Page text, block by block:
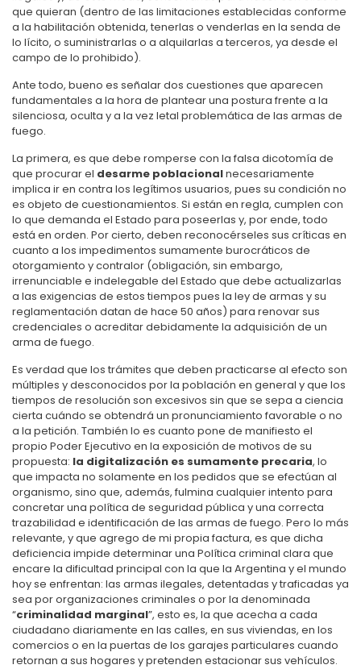
que quieran (dentro de las limitaciones establecidas conforme
a la habilitación obtenida, tenerlas o venderlas en la senda de
lo lícito, o suministrarlas o a alquilarlas a terceros, ya desde el
campo de lo prohibido).
Ante todo, bueno es señalar dos cuestiones que aparecen
fundamentales a la hora de plantear una postura frente a la
silenciosa, oculta y a la vez letal problemática de las armas de
fuego.
La primera, es que debe romperse con la falsa dicotomía de
que procurar el desarme poblacionalnecesariamente
implica ir en contra los legítimos usuarios, pues su condición no
es objeto de cuestionamientos. Si están en regla, cumplen con
lo que demanda el Estado para poseerlas y, por ende, todo
está en orden. Por cierto, deben reconocérseles sus críticas en
cuanto a los impedimentos sumamente burocráticos de
otorgamiento y contralor (obligación, sin embargo,
irrenunciable e indelegable del Estado que debe actualizarlas
a las exigencias de estos tiempos pues la ley de armas y su
reglamentación datan de hace 50 años) para renovar sus
credenciales o acreditar debidamente la adquisición de un
arma de fuego.
Es verdad que los trámites que deben practicarse al efecto son
múltiples y desconocidos por la población en general y que los
tiempos de resolución son excesivos sin que se sepa a ciencia
cierta cuándo se obtendrá un pronunciamiento favorable o no
a la petición. También lo es cuanto pone de manifiesto el
propio Poder Ejecutivo en la exposición de motivos de su
propuesta: la digitalización es sumamente precaria, lo
que impacta no solamente en los pedidos que se efectúan al
organismo, sino que, además, fulmina cualquier intento para
concretar una política de seguridad pública y una correcta
trazabilidad e identificación de las armas de fuego. Pero lo más
relevante, y que agrego de mi propia factura, es que dicha
deficiencia impide determinar una Política criminal clara que
encare la dificultad principal con la que la Argentina y el mundo
hoy se enfrentan: las armas ilegales, detentadas y traficadas ya
sea por organizaciones criminales o por la denominada
“criminalidad marginal”, esto es, la que acecha a cada
ciudadano diariamente en las calles, en sus viviendas, en los
comercios o en la puertas de los garajes particulares cuando
retornan a sus hogares y pretenden estacionar sus vehículos.